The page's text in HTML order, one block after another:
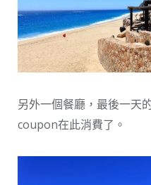
另外一個餐廳，最後一天
coupon在此消費了。